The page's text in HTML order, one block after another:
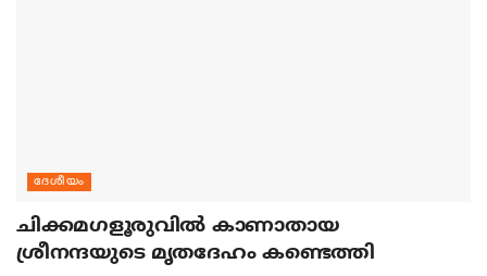
ദേശീയം
ചിക്കമഗളൂരുവില്‍ കാണാതായ
ശ്രീനന്ദയുടെ മൃതദേഹം കണ്ടെത്തി